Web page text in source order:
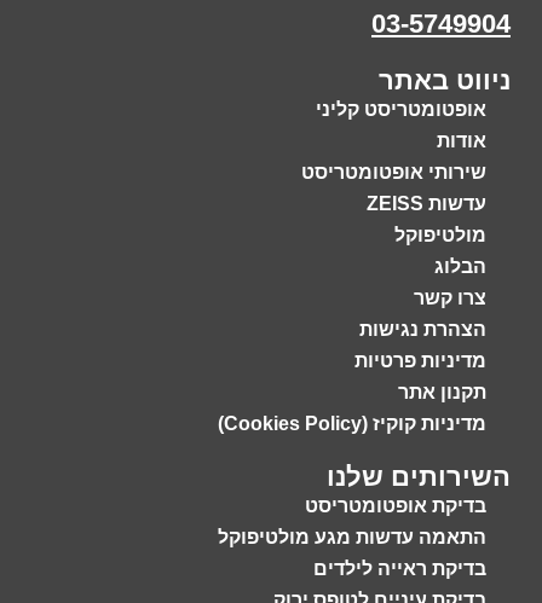
03-5749904
ניווט באתר
אופטומטריסט קליני
אודות
שירותי אופטומטריסט
עדשות ZEISS
מולטיפוקל
הבלוג
צרו קשר
הצהרת נגישות
מדיניות פרטיות
תקנון אתר
מדיניות קוקיז (Cookies Policy)
השירותים שלנו
בדיקת אופטומטריסט
התאמה עדשות מגע מולטיפוקל
בדיקת ראייה לילדים